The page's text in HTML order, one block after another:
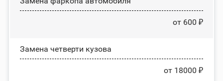
от 600 ₽
Замена четверти кузова
от 18000 ₽